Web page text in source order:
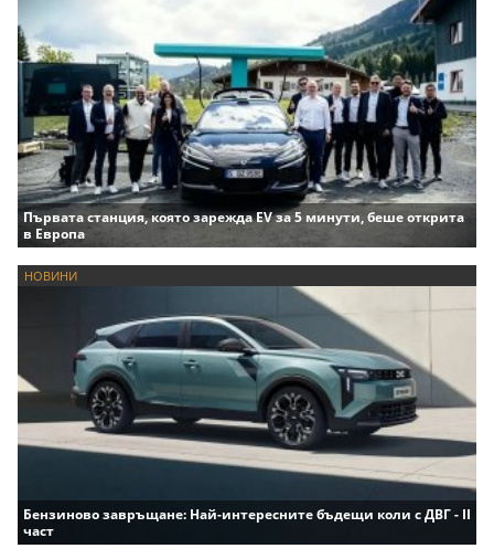
Първата станция, която зарежда EV за 5 минути, беше открита
в Европа
НОВИНИ
Бензиново завръщане: Най-интересните бъдещи коли с ДВГ - II
част